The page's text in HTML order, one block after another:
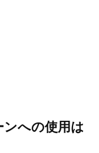
への使用は